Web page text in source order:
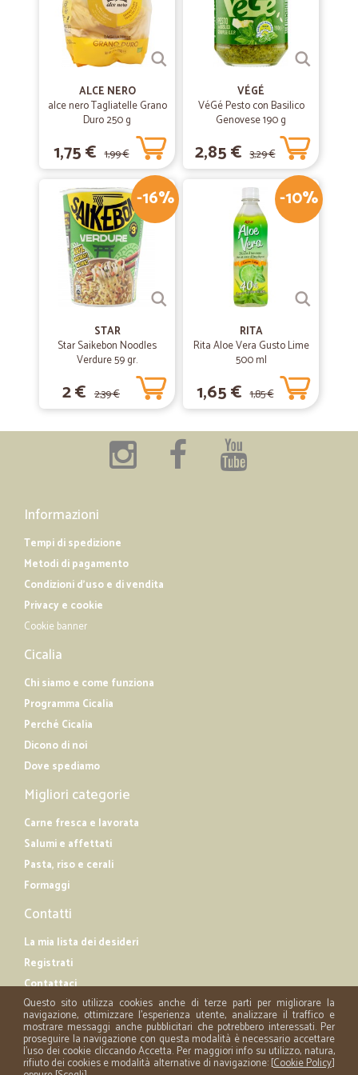
Carlo C.
come prima esperienza e stata molto…
come prima esperienza e stata molto positiva,da ripetere
—Livia G.
Veloci e precisi grazie
Veloci e precisi grazie
04/11/2019
—Ornella G.
Bicarbonato di sodio purissimo “SOLVAY”
Il Prodotto rispettava quanto descritto : Bicarbonato purissimo Solvay
confezione in scatola da 1 kg. Buona qualità in rapporto al prezzo ,
veramente conveniente . Merce arrivata secondo i tempi previsti ben
imballata . Consigliatissimo.
—Romina B.
Servizio eccellente
Servizio eccellente Costi di spedizione però troppo alto rispetto ai
mi piace sono anziana e ho bisogno di fare la spesa a m odo mio
cosa mi serve e quando spendere CICALIA e tutto questo consilio a
tutti e affidabile .GRAZIE
ALCE NERO
alce nero Tagliatelle Grano
Duro 250 g
1,75 € 1,99 €
VÉGÉ
VéGé Pesto con Basilico
Genovese 190 g
2,85 € 3,29 €
-16%
STAR
Star Saikebon Noodles
Verdure 59 gr.
2 € 2,39 €
-10%
RITA
Rita Aloe Vera Gusto Lime
500 ml
1,65 € 1,85 €
Informazioni
Tempi di spedizione
Metodi di pagamento
Condizioni d'uso e di vendita
Privacy e cookie
Cookie banner
Cicalia
Chi siamo e come funziona
Programma Cicalia
Perché Cicalia
Dicono di noi
Dove spediamo
Migliori categorie
Carne fresca e lavorata
Salumi e affettati
Pasta, riso e cerali
Formaggi
Contatti
La mia lista dei desideri
Registrati
Contattaci
Questo sito utilizza cookies anche di terze parti per migliorare la
navigazione, ottimizzare l'esperienza utente, analizzare il traffico e
mostrare messaggi anche pubblicitari che potrebbero interessati. Per
proseguire la navigazione con questa modalità è necessario accettare
l'uso dei cookie cliccando Accetta. Per maggiori info su utilizzo, natura,
rifiuto dei cookies e modalità alternative di navigazione: [Cookie Policy]